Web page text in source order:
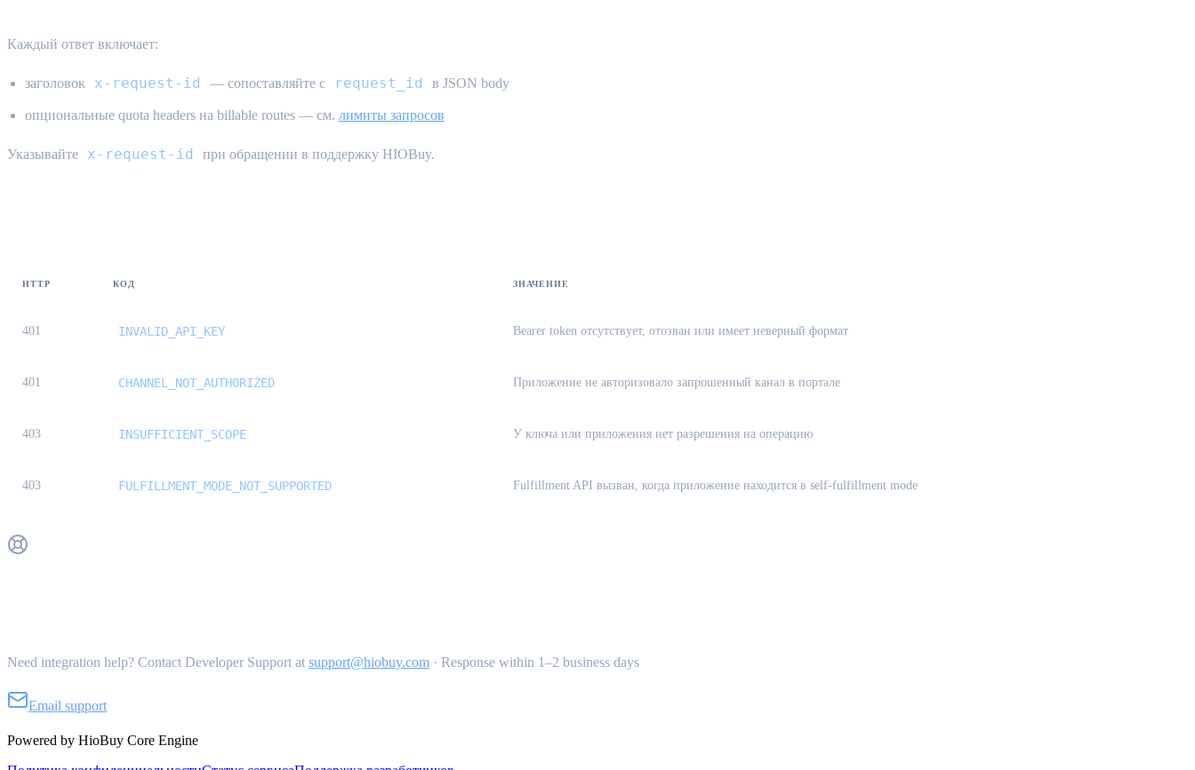
Каждый ответ включает:
заголовок x-request-id — сопоставляйте с request_id в JSON body
опциональные quota headers на billable routes — см. лимиты запросов
Указывайте x-request-id при обращении в поддержку HIOBuy.
HTTP КОД ЗНАЧЕНИЕ
401 INVALID_API_KEY Bearer token отсутствует, отозван или имеет неверный формат
401 CHANNEL_NOT_AUTHORIZED Приложение не авторизовало запрошенный канал в портале
403 INSUFFICIENT_SCOPE У ключа или приложения нет разрешения на операцию
403 FULFILLMENT_MODE_NOT_SUPPORTED Fulfillment API вызван, когда приложение находится в self-fulfillment mode
Need integration help? Contact Developer Support at support@hiobuy.com · Response within 1–2 business days
Email support
Powered by HioBuy Core Engine